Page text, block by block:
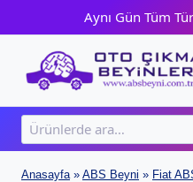
content
Aynı Gün Tüm
Ara:
Anasayfa» ABS Beyni » Fiat